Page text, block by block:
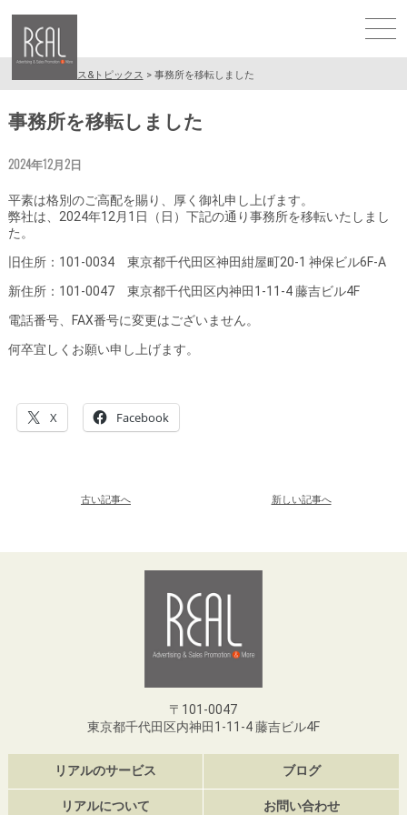
ニュース&トピックス 事務所を移転しました
事務所を移転しました
2024年12月2日
平素は格別のご高配を賜り、厚く御礼申し上げます。
弊社は、2024年12月1日（日）下記の通り事務所を移転いたしまし
た。
旧住所：101-0034 東京都千代田区神田紺屋町20-1 神保ビル6F-A
新住所：101-0047 東京都千代田区内神田1-11-4 藤吉ビル4F
電話番号、FAX番号に変更はございません。
何卒宜しくお願い申し上げます。
X Facebook
古い記事へ 新しい記事へ
〒101-0047
東京都千代田区内神田1-11-4 藤吉ビル4F
リアルのサービス ブログ
リアルについて お問い合わせ